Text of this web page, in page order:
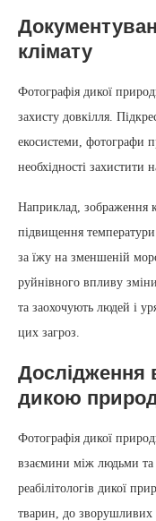
клімату
Фотографія дикої
захисту довкілля.
екосистеми, фотографи
необхідності захистити
Наприклад, зображення
підвищення
за їжу на зменшеній
руйнівного впливу
та заохочують людей і
цих загроз.
Дослідження
дикою
Фотографія дикої
взаємини між людьми та
реабілітологів дикої
тварин, до зворушливих